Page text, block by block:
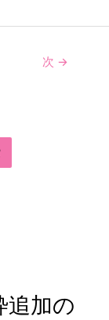
追加の
次 →